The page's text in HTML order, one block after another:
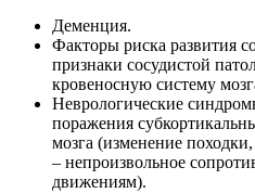
Деменция.
Факторы риска развития
признаки сосудистой
кровеносную систему
Неврологические
поражения
мозга (изменение
– непроизвольное
движениям).